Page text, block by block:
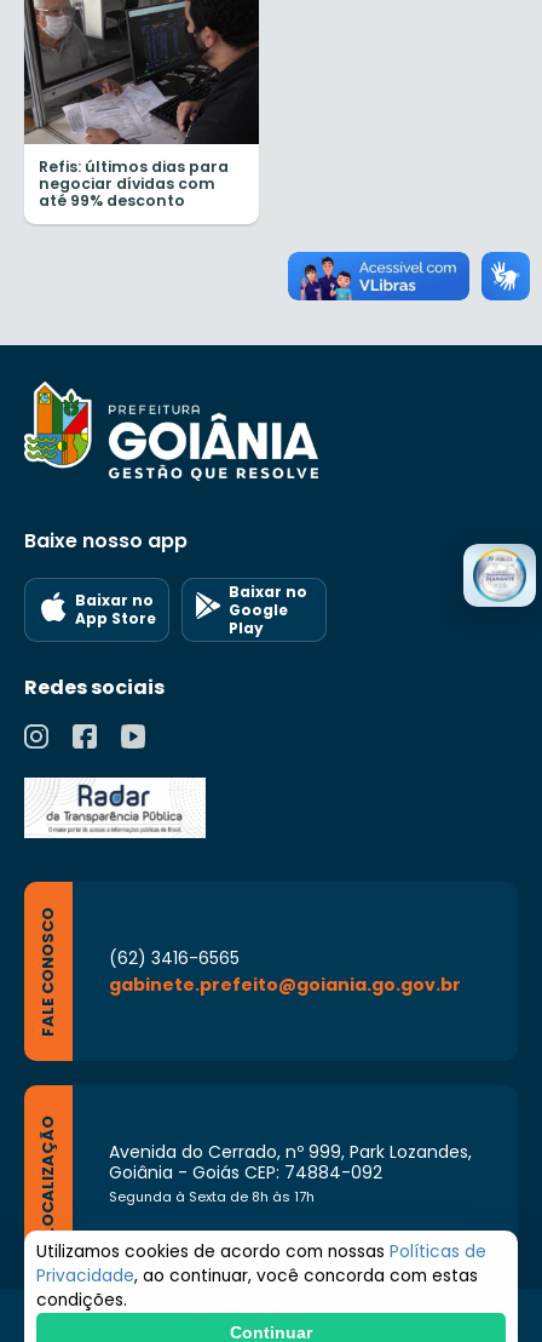
Refis: últimos dias para
negociar dívidas com
até 99% desconto
Baixe nosso app
Baixar no
App Store
Baixar no
Google
Play
Redes sociais
FALE CONOSCO
(62) 3416-6565
gabinete.prefeito@goiania.go.gov.br
LOCALIZAÇÃO
Avenida do Cerrado, nº 999, Park Lozandes,
Goiânia - Goiás CEP: 74884-092
Segunda à Sexta de 8h às 17h
© 2026 Prefeitura de Goiânia. Todos os direitos
Utilizamos cookies de acordo com nossas Políticas de
Privacidade, ao continuar, você concorda com estas
condições.
Continuar